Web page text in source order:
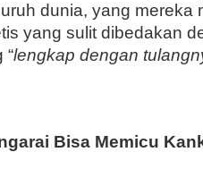
dunia, yang mereka
yang sulit dibedakan
“lengkap dengan
Bisa Memicu